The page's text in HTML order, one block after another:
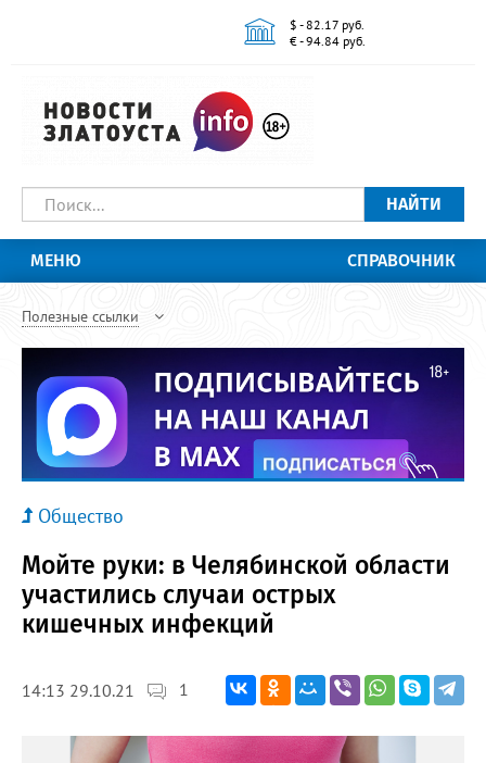
$ - 82.17 руб.
€ - 94.84 руб.
НАЙТИ
МЕНЮ СПРАВОЧНИК
Полезные ссылки
Общество
Мойте руки: в Челябинской области
участились случаи острых
кишечных инфекций
14:13 29.10.21 1